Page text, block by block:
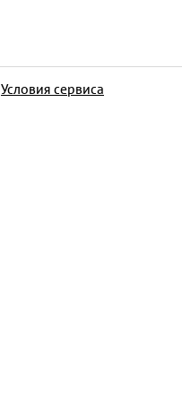
Условия сервиса